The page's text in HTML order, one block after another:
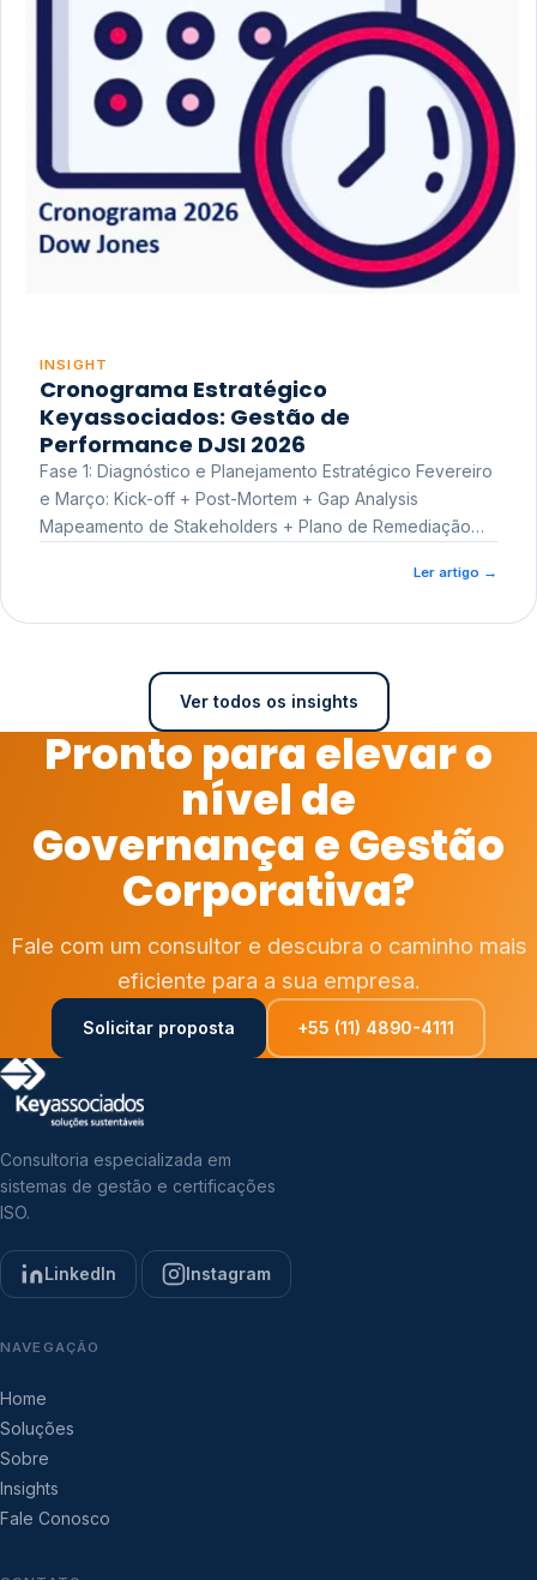
INSIGHT
Cronograma Estratégico
Keyassociados: Gestão de
Performance DJSI 2026
Fase 1: Diagnóstico e Planejamento Estratégico Fevereiro
e Março: Kick-off + Post-Mortem + Gap Analysis
Mapeamento de Stakeholders + Plano de Remediação
Ler artigo →
Ver todos os insights
Pronto para elevar o
nível de
Governança e Gestão
Corporativa?
Fale com um consultor e descubra o caminho mais
eficiente para a sua empresa.
Solicitar proposta +55 (11) 4890-4111
Consultoria especializada em
sistemas de gestão e certificações
ISO.
LinkedIn Instagram
NAVEGAÇÃO
Home
Soluções
Sobre
Insights
Fale Conosco